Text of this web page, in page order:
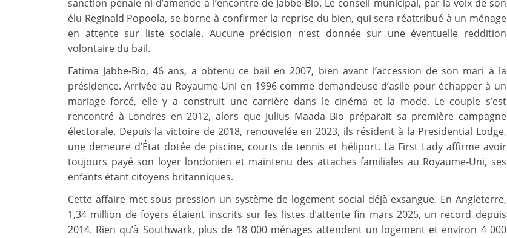
sanction pénale ni d’amende à l’encontre de Jabbe‑Bio. Le conseil municipal, par la voix de son
élu Reginald Popoola, se borne à confirmer la reprise du bien, qui sera réattribué à un ménage
en attente sur liste sociale. Aucune précision n’est donnée sur une éventuelle reddition
volontaire du bail.
Fatima Jabbe‑Bio, 46 ans, a obtenu ce bail en 2007, bien avant l’accession de son mari à la
présidence. Arrivée au Royaume‑Uni en 1996 comme demandeuse d’asile pour échapper à un
mariage forcé, elle y a construit une carrière dans le cinéma et la mode. Le couple s’est
rencontré à Londres en 2012, alors que Julius Maada Bio préparait sa première campagne
électorale. Depuis la victoire de 2018, renouvelée en 2023, ils résident à la Presidential Lodge,
une demeure d’État dotée de piscine, courts de tennis et héliport. La First Lady affirme avoir
toujours payé son loyer londonien et maintenu des attaches familiales au Royaume‑Uni, ses
enfants étant citoyens britanniques.
Cette affaire met sous pression un système de logement social déjà exsangue. En Angleterre,
1,34 million de foyers étaient inscrits sur les listes d’attente fin mars 2025, un record depuis
2014. Rien qu’à Southwark, plus de 18 000 ménages attendent un logement et environ 4 000